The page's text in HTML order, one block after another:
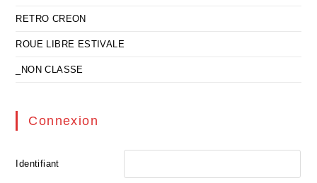
RETRO CREON
ROUE LIBRE ESTIVALE
_NON CLASSE
Connexion
Identifiant